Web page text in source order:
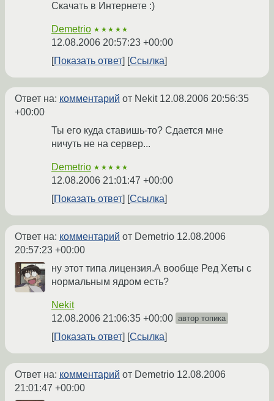
Скачать в Интернете :)
Demetrio ★★★★★
12.08.2006 20:57:23 +00:00
Показать ответ
Ссылка
Ответ на: комментарий от Nekit 12.08.2006 20:56:35
+00:00
Ты его куда ставишь-то? Сдается мне
ничуть не на сервер...
Demetrio ★★★★★
12.08.2006 21:01:47 +00:00
Показать ответ
Ссылка
Ответ на: комментарий от Demetrio 12.08.2006
20:57:23 +00:00
ну этот типа лицензия.А вообще Ред Хеты с
нормальным ядром есть?
Nekit
12.08.2006 21:06:35 +00:00 автор топика
Показать ответ Ссылка
Ответ на: комментарий от Demetrio 12.08.2006
21:01:47 +00:00